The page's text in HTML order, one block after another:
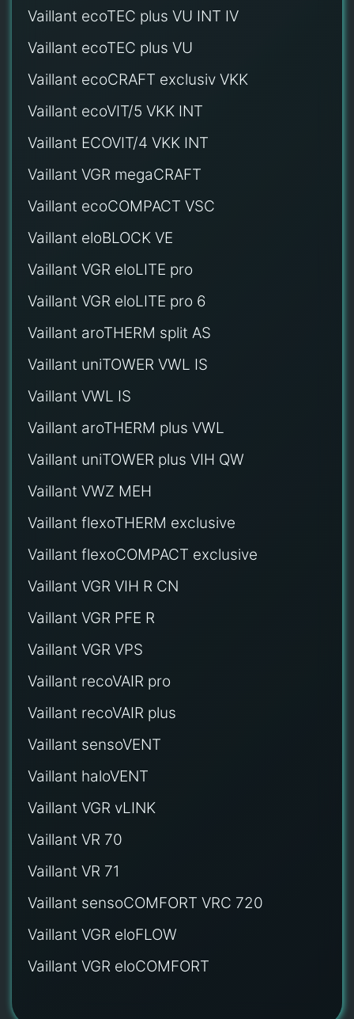
Vaillant ecoTEC plus VU INT IV
Vaillant ecoTEC plus VU
Vaillant ecoCRAFT exclusiv VKK
Vaillant ecoVIT/5 VKK INT
Vaillant ECOVIT/4 VKK INT
Vaillant VGR megaCRAFT
Vaillant ecoCOMPACT VSC
Vaillant eloBLOCK VE
Vaillant VGR eloLITE pro
Vaillant VGR eloLITE pro 6
Vaillant aroTHERM split AS
Vaillant uniTOWER VWL IS
Vaillant VWL IS
Vaillant aroTHERM plus VWL
Vaillant uniTOWER plus VIH QW
Vaillant VWZ MEH
Vaillant flexoTHERM exclusive
Vaillant flexoCOMPACT exclusive
Vaillant VGR VIH R CN
Vaillant VGR PFE R
Vaillant VGR VPS
Vaillant recoVAIR pro
Vaillant recoVAIR plus
Vaillant sensoVENT
Vaillant haloVENT
Vaillant VGR vLINK
Vaillant VR 70
Vaillant VR 71
Vaillant sensoCOMFORT VRC 720
Vaillant VGR eloFLOW
Vaillant VGR eloCOMFORT